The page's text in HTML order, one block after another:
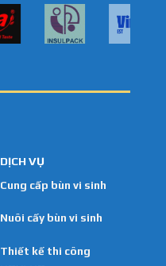
DỊCH VỤ
Cung cấp bùn vi sinh
Nuôi cấy bùn vi sinh
Thiết kế thi công